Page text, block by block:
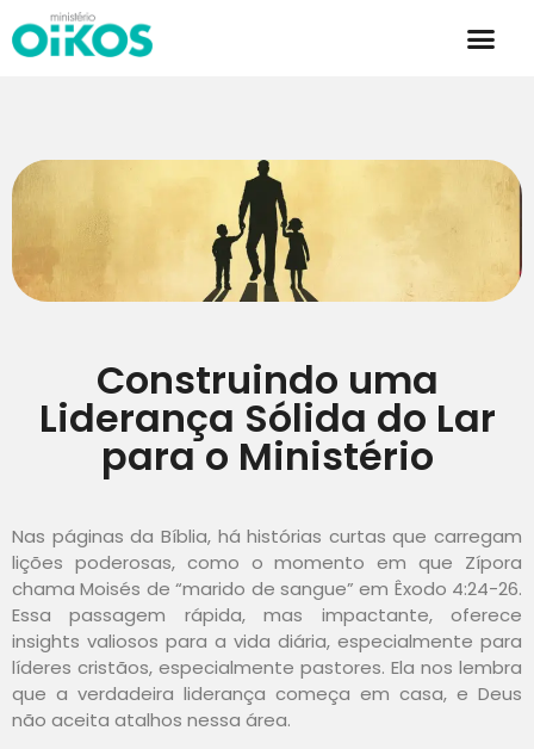
Construindo uma
Liderança Sólida do Lar
para o Ministério
Nas páginas da Bíblia, há histórias curtas que carregam
lições poderosas, como o momento em que Zípora
chama Moisés de “marido de sangue” em Êxodo 4:24-26.
Essa passagem rápida, mas impactante, oferece
insights valiosos para a vida diária, especialmente para
líderes cristãos, especialmente pastores. Ela nos lembra
que a verdadeira liderança começa em casa, e Deus
não aceita atalhos nessa área.